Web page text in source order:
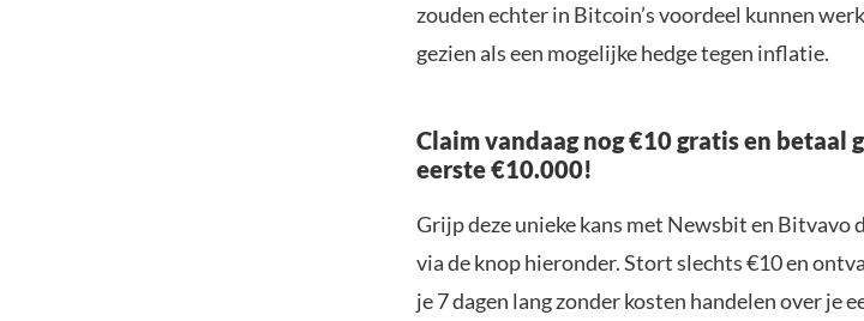
zouden echter in Bitcoin’s voordeel kunnen
gezien als een mogelijke hedge tegen inflatie.
Claim vandaag nog €10 gratis en betaal
eerste €10.000!
Grijp deze unieke kans met Newsbit en Bitvavo
via de knop hieronder. Stort slechts €10 en
je 7 dagen lang zonder kosten handelen over je